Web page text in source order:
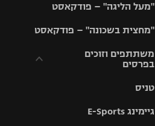
"מעל הליגה" – פודקאסט
"מחצית בשכונה" – פודקאסט
משתתפים וזוכים
בפרסים
וזוכים בפרסים
טניס
גיימינג E-Sports